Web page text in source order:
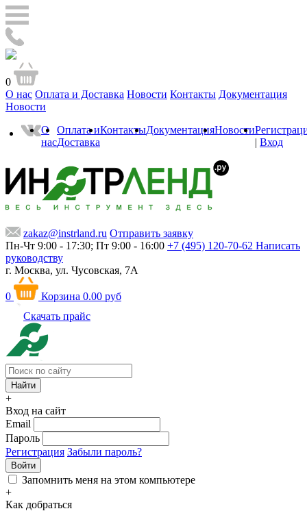
0
О нас Оплата и Доставка Новости Контакты Документация
Новости
О
нас
Оплата и
Доставка
КонтактыДокументацияНовости
| Вход
zakaz@instrland.ru Отправить заявку
Пн-Чт 9:00 - 17:30; Пт 9:00 - 16:00 +7 (495) 120-70-62 Написать
руководству
г. Москва, ул. Чусовская, 7А
0 Корзина 0.00 руб
Скачать прайс
+
Вход на сайт
Email
Пароль
Регистрация Забыли пароль?
Войти
Запомнить меня на этом компьютере
+
Как добраться